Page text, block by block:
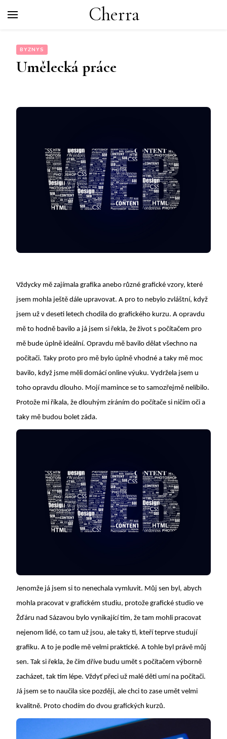
Cherra
BYZNYS
Umělecká práce
Vždycky mě zajímala grafika anebo různé grafické vzory, které
jsem mohla ještě dále upravovat. A pro to nebylo zvláštní, když
jsem už v deseti letech chodila do grafického kurzu. A opravdu
mě to hodně bavilo a já jsem si řekla, že život s počítačem pro
mě bude úplně ideální. Opravdu mě bavilo dělat všechno na
počítači. Taky proto pro mě bylo úplně vhodné a taky mě moc
bavilo, když jsme měli domácí online výuku. Vydržela jsem u
toho opravdu dlouho. Mojí mamince se to samozřejmě nelíbilo.
Protože mi říkala, že dlouhým zíráním do počítače si ničím oči a
taky mě budou bolet záda.
Jenomže já jsem si to nenechala vymluvit. Můj sen byl, abych
mohla pracovat v grafickém studiu, protože grafické studio ve
Žďáru nad Sázavou bylo vynikající tím, že tam mohli pracovat
nejenom lidé, co tam už jsou, ale taky ti, kteří teprve studují
grafiku. A to je podle mě velmi praktické. A tohle byl právě můj
sen. Tak si řekla, že čím dříve budu umět s počítačem výborně
zacházet, tak tím lépe. Vždyť přeci už malé děti umí na počítači.
Já jsem se to naučila sice později, ale chci to zase umět velmi
kvalitně. Proto chodím do dvou grafických kurzů.